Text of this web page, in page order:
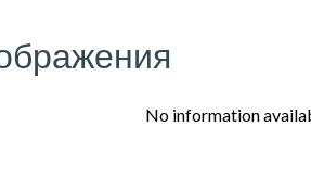
No information